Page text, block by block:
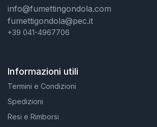
info@fumettingondola.com
fumettigondola@pec.it
+39 041-4967706
Informazioni utili
Termini e Condizioni
Spedizioni
Resi e Rimborsi